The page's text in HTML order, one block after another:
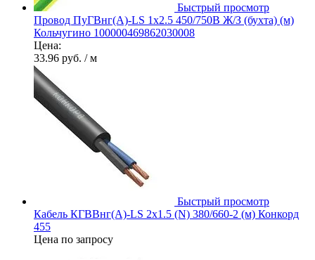
Быстрый просмотр
Провод ПуГВнг(А)-LS 1х2.5 450/750В Ж/З (бухта) (м)
Кольчугино 100000469862030008
Цена:
33.96 руб. / м
Быстрый просмотр
Кабель КГВВнг(А)-LS 2х1.5 (N) 380/660-2 (м) Конкорд
455
Цена по запросу